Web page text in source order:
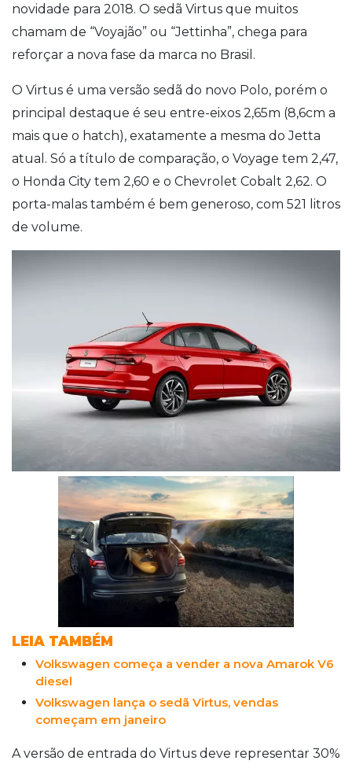
novidade para 2018. O sedã Virtus que muitos
chamam de “Voyajão” ou “Jettinha”, chega para
reforçar a nova fase da marca no Brasil.
O Virtus é uma versão sedã do novo Polo, porém o
principal destaque é seu entre-eixos 2,65m (8,6cm a
mais que o hatch), exatamente a mesma do Jetta
atual. Só a título de comparação, o Voyage tem 2,47,
o Honda City tem 2,60 e o Chevrolet Cobalt 2,62. O
porta-malas também é bem generoso, com 521 litros
de volume.
LEIA TAMBÉM
Volkswagen começa a vender a nova Amarok V6
diesel
Volkswagen lança o sedã Virtus, vendas
começam em janeiro
A versão de entrada do Virtus deve representar 30%